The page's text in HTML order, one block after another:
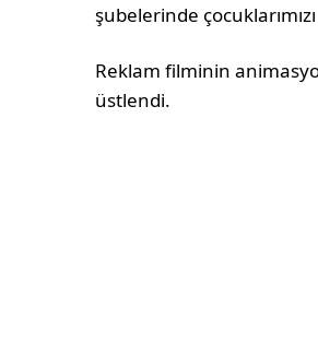
şubelerinde
Reklam filminin
üstlendi.